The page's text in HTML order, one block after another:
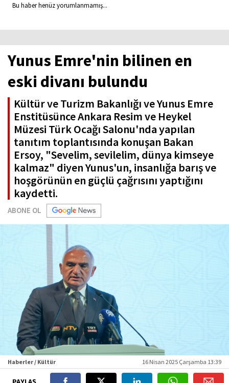
Bu haber henüz yorumlanmamış...
Yunus Emre'nin bilinen en
eski divanı bulundu
Kültür ve Turizm Bakanlığı ve Yunus Emre
Enstitüsünce Ankara Resim ve Heykel
Müzesi Türk Ocağı Salonu'nda yapılan
tanıtım toplantısında konuşan Bakan
Ersoy, "Sevelim, sevilelim, dünya kimseye
kalmaz" diyen Yunus'un, insanlığa barış ve
hoşgörünün en güçlü çağrısını yaptığını
kaydetti.
ABONE OL
Haberler / Kültür 16 Nisan 2025 Çarşamba 13:39